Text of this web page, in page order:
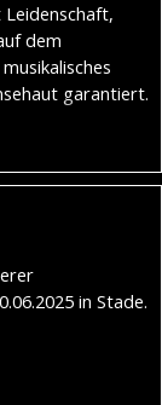
dem
garantiert.
in Stade.